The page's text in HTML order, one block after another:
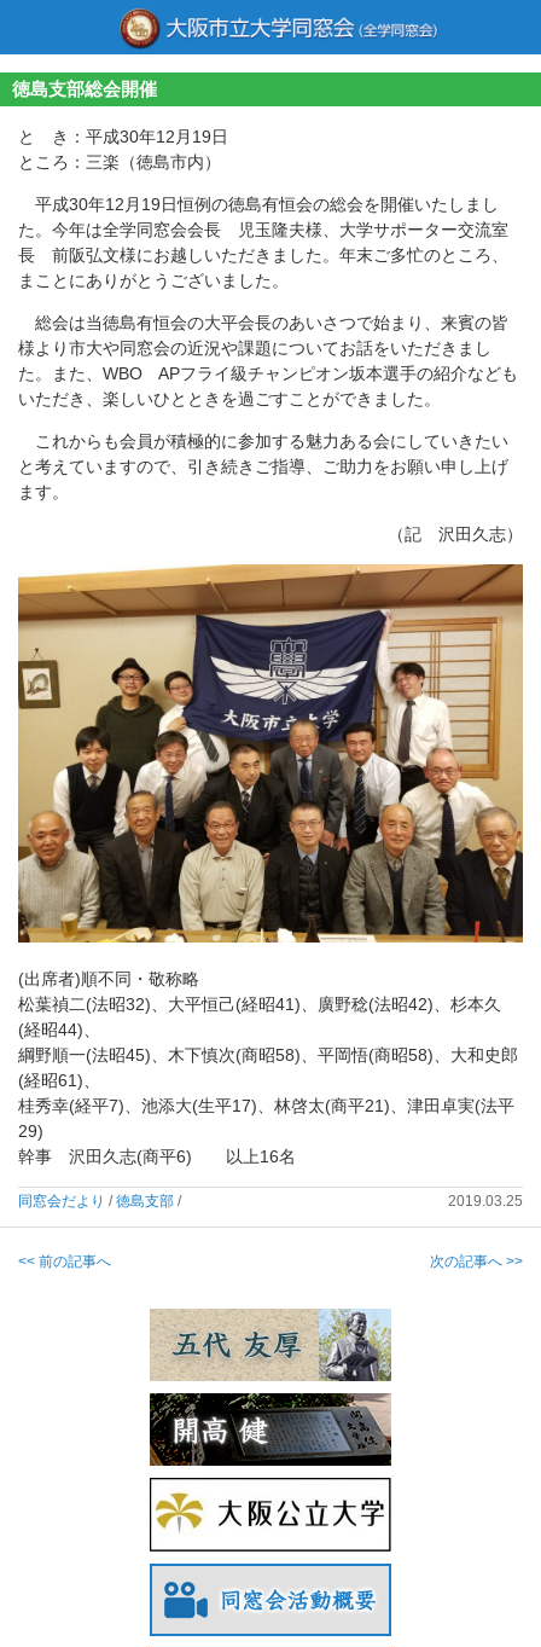
徳島支部総会開催
と き：平成30年12月19日
ところ：三楽（徳島市内）
平成30年12月19日恒例の徳島有恒会の総会を開催いたしまし
た。今年は全学同窓会会長 児玉隆夫様、大学サポーター交流室
長 前阪弘文様にお越しいただきました。年末ご多忙のところ、
まことにありがとうございました。
総会は当徳島有恒会の大平会長のあいさつで始まり、来賓の皆
様より市大や同窓会の近況や課題についてお話をいただきまし
た。また、WBO APフライ級チャンピオン坂本選手の紹介なども
いただき、楽しいひとときを過ごすことができました。
これからも会員が積極的に参加する魅力ある会にしていきたい
と考えていますので、引き続きご指導、ご助力をお願い申し上げ
ます。
（記 沢田久志）
(出席者)順不同・敬称略
松葉禎二(法昭32)、大平恒己(経昭41)、廣野稔(法昭42)、杉本久
(経昭44)、
綱野順一(法昭45)、木下慎次(商昭58)、平岡悟(商昭58)、大和史郎
(経昭61)、
桂秀幸(経平7)、池添大(生平17)、林啓太(商平21)、津田卓実(法平
29)
幹事 沢田久志(商平6) 以上16名
同窓会だより /徳島支部 / 2019.03.25
<< 前の記事へ 次の記事へ >>